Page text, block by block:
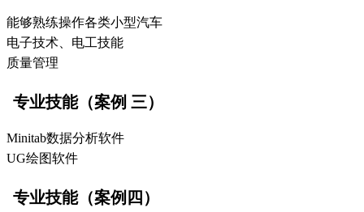
能够熟练操作各类小型汽车
电子技术、电工技能
质量管理
专业技能（案例 三）
Minitab数据分析软件
UG绘图软件
专业技能（案例四）